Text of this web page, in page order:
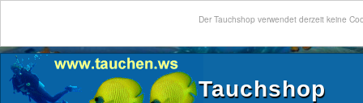
Der Tauchshop verwendet derzeit keine
Tauchshop